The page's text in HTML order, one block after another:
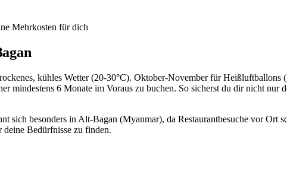
Mehrkosten für dich
kühles Wetter (20-30°C). Oktober-November für
mindestens 6 Monate im Voraus zu buchen. So sicherst du dir nicht nur
sich besonders in Alt-Bagan (Myanmar), da Restaurantbesuche vor Ort
Bedürfnisse zu finden.